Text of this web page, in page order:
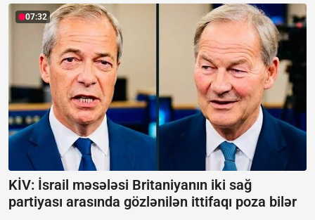
07:32
KİV: İsrail məsələsi Britaniyanın iki sağ
partiyası arasında gözlənilən ittifaqı poza bilər